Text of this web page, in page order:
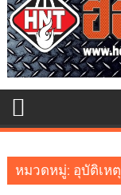
หมวดหมู่: อุบัติเหตุ